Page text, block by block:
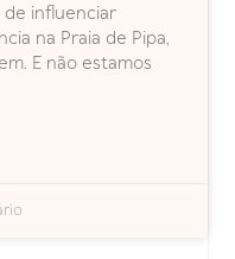
de influenciar
na Praia de Pipa,
E não estamos